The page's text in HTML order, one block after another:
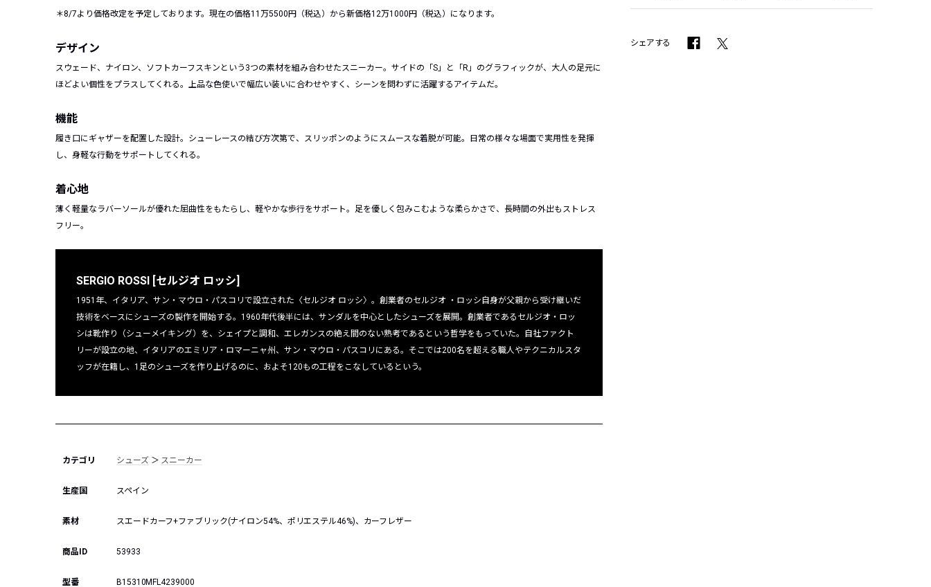
＊8/7より価格改定を予定しております。現在の価格11万5500円（税込）から新価格12万1000円（税込）になります。
デザイン
スウェード、ナイロン、ソフトカーフスキンという3つの素材を組み合わせたスニーカー。サイドの「S」と「R」のグラフィックが、大人の足元に
ほどよい個性をプラスしてくれる。上品な色使いで幅広い装いに合わせやすく、シーンを問わずに活躍するアイテムだ。
機能
履き口にギャザーを配置した設計。シューレースの結び方次第で、スリッポンのようにスムースな着脱が可能。日常の様々な場面で実用性を発揮
し、身軽な行動をサポートしてくれる。
着心地
薄く軽量なラバーソールが優れた屈曲性をもたらし、軽やかな歩行をサポート。足を優しく包みこむような柔らかさで、長時間の外出もストレス
フリー。
SERGIO ROSSI [セルジオ ロッシ]
1951年、イタリア、サン・マウロ・パスコリで設立された〈セルジオ ロッシ〉。創業者のセルジオ ・ロッシ自身が父親から受け継いだ
技術をベースにシューズの製作を開始する。1960年代後半には、サンダルを中心としたシューズを展開。創業者であるセルジオ・ロッ
シは靴作り（シューメイキング）を、シェイプと調和、エレガンスの絶え間のない熟考であるという哲学をもっていた。自社ファクト
リーが設立の地、イタリアのエミリア・ロマーニャ州、サン・マウロ・パスコリにある。そこでは200名を超える職人やテクニカルスタ
ッフが在籍し、1足のシューズを作り上げるのに、およそ120もの工程をこなしているという。
カテゴリ シューズ＞ スニーカー
生産国 スペイン
素材 スエードカーフ+ファブリック(ナイロン54%、ポリエステル46%)、カーフレザー
商品ID 53933
型番 B15310MFL4239000
シェアする